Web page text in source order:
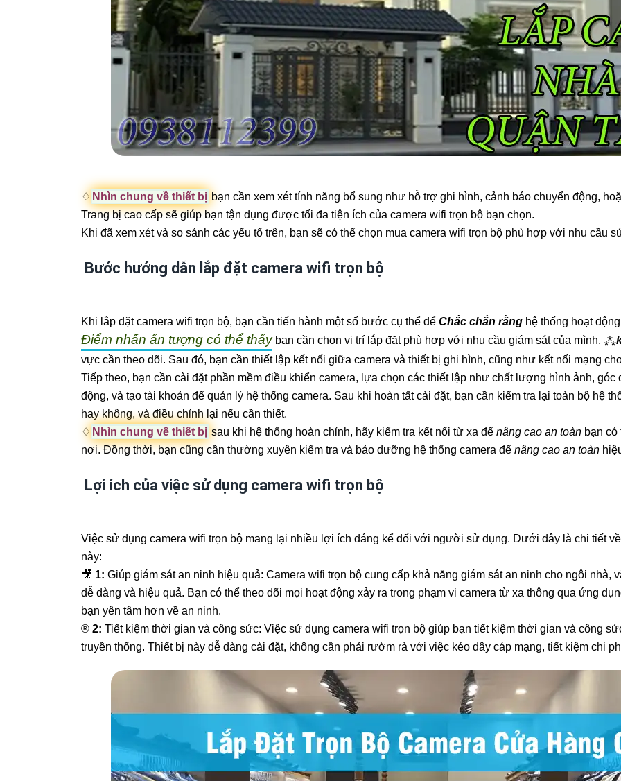
♢ Nhìn chung về thiết bị bạn cần xem xét tính năng bổ sung như hỗ trợ ghi hình, cảnh báo chuyển động,
Trang bị cao cấp sẽ giúp bạn tận dụng được tối đa tiện ích của camera wifi trọn bộ bạn chọn.
Khi đã xem xét và so sánh các yếu tố trên, bạn sẽ có thể chọn mua camera wifi trọn bộ phù hợp với nhu cầu
Bước hướng dẫn lắp đặt camera wifi trọn bộ
Khi lắp đặt camera wifi trọn bộ, bạn cần tiến hành một số bước cụ thể để Chắc chắn rằng hệ thống hoạt
Điểm nhấn ấn tượng có thể thấybạn cần chọn vị trí lắp đặt phù hợp với nhu cầu giám sát của mình, ⁂
vực cần theo dõi. Sau đó, bạn cần thiết lập kết nối giữa camera và thiết bị ghi hình, cũng như kết nối mạng
Tiếp theo, bạn cần cài đặt phần mềm điều khiển camera, lựa chọn các thiết lập như chất lượng hình ảnh, góc
động, và tạo tài khoản để quản lý hệ thống camera. Sau khi hoàn tất cài đặt, bạn cần kiểm tra lại toàn bộ hệ
hay không, và điều chỉnh lại nếu cần thiết.
♢ Nhìn chung về thiết bị sau khi hệ thống hoàn chỉnh, hãy kiểm tra kết nối từ xa để nâng cao an toàn bạn
nơi. Đồng thời, bạn cũng cần thường xuyên kiểm tra và bảo dưỡng hệ thống camera để nâng cao an toàn
Lợi ích của việc sử dụng camera wifi trọn bộ
Việc sử dụng camera wifi trọn bộ mang lại nhiều lợi ích đáng kể đối với người sử dụng. Dưới đây là chi tiết
này:
🎥 1: Giúp giám sát an ninh hiệu quả: Camera wifi trọn bộ cung cấp khả năng giám sát an ninh cho ngôi nhà,
dễ dàng và hiệu quả. Bạn có thể theo dõi mọi hoạt động xảy ra trong phạm vi camera từ xa thông qua ứng
bạn yên tâm hơn về an ninh.
®️ 2: Tiết kiệm thời gian và công sức: Việc sử dụng camera wifi trọn bộ giúp bạn tiết kiệm thời gian và công
truyền thống. Thiết bị này dễ dàng cài đặt, không cần phải rườm rà với việc kéo dây cáp mạng, tiết kiệm chi